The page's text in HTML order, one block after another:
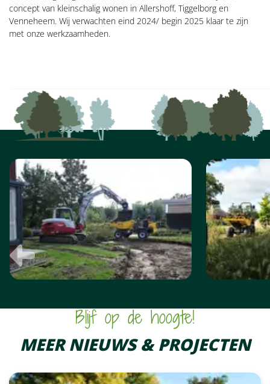
concept van kleinschalig wonen in Allershoff, Tiggelborg en
Venneheem. Wij verwachten eind 2024/ begin 2025 klaar te zijn
met onze werkzaamheden.
FOTO
ALBUM
OVERSLAAN
VorigeBlijf op de hoogte!
MEER NIEUWS & PROJECTEN